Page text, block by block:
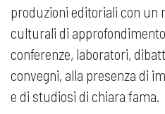
produzioni editoriali con un
culturali di
conferenze, laboratori,
convegni, alla presenza di
e di studiosi di chiara fama.